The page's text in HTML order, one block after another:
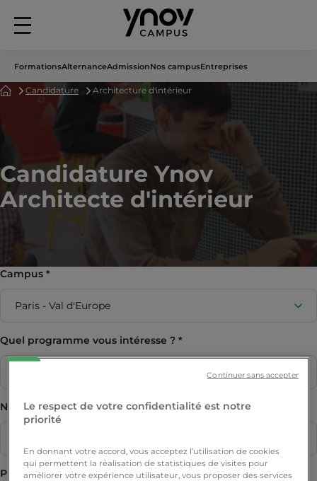
Menu
FormationsAlternanceAdmissionNos campusEntreprises
AccueilCandidature Architecture d'intérieur
Candidature Ynov
Architecte d'intérieur
Campus
Quel programme vous intéresse ?
Nom
Prénom
Le respect de votre confidentialité est notre
priorité
En donnant votre accord, vous acceptez l’utilisation de cookies
qui permettent la réalisation de statistiques de visites pour
améliorer votre expérience utilisateur, vous proposer des services
Continuer sans accepter